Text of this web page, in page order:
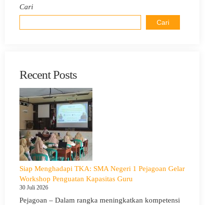
Cari
Cari
Recent Posts
Siap Menghadapi TKA: SMA Negeri 1 Pejagoan Gelar
Workshop Penguatan Kapasitas Guru
30 Juli 2026
Pejagoan – Dalam rangka meningkatkan kompetensi